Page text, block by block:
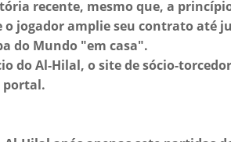
recente, mesmo que, a
o jogador amplie seu contrato até
do Mundo "em casa".
do Al-Hilal, o site de sócio-
portal.